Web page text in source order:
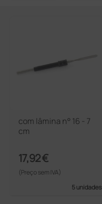
com lâmina n° 16 - 7
cm
17,92 €
(Preço sem IVA)
5 unidades